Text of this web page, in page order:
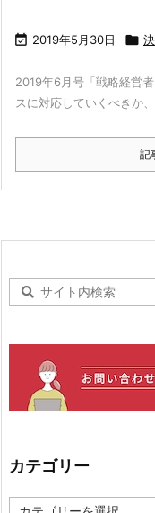
 2019年5月30日 
2019年6月号「戦略経営
スに対応していくべきか
記
カテゴリー